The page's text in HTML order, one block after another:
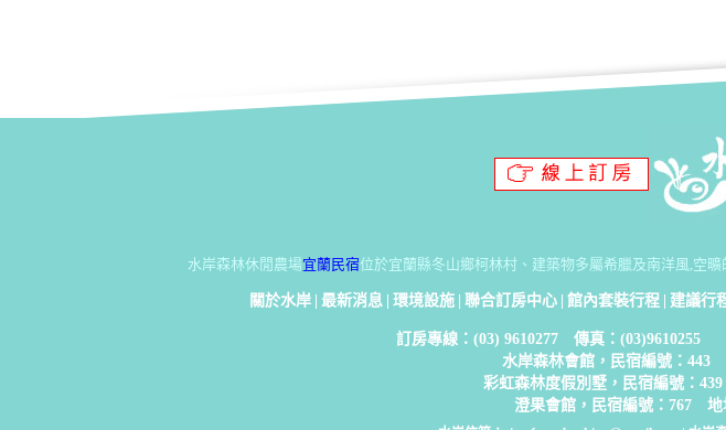
水岸森林休閒農場宜蘭民宿位於宜蘭縣冬山鄉柯林村、建築物多屬希臘及南洋風,空
關於水岸 最新消息 環境設施 聯合訂房中心 館內套裝行程 建議行
訂房專線：(03) 9610277 傳真：(03)9610255
水岸森林會館，民宿編號：443
彩虹森林度假別墅，民宿編號：
澄果會館，民宿編號：767 地